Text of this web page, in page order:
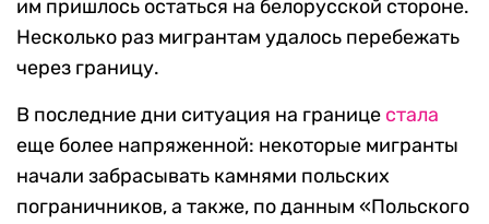
им пришлось остаться на белорусской стороне.
Несколько раз мигрантам удалось перебежать
через границу.
В последние дни ситуация на границе стала
еще более напряженной: некоторые мигранты
начали забрасывать камнями польских
пограничников, а также, по данным «Польского